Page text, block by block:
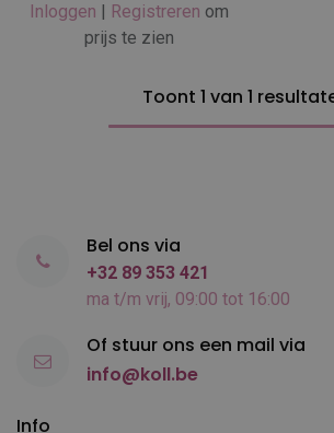
Inloggen | Registreren om
prijs te zien
Toont 1 van 1
Info
Bel ons via
+32 89 353 421
ma t/m vrij, 09:00 tot 16:00
Of stuur ons een mail via
info@koll.be